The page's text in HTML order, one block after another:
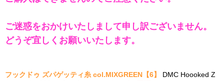
ご迷惑をおかけいたしまして申し訳ございません。
どうぞ宜しくお願いいたします。
フックドゥ ズパゲッティ糸 col.MIXGREEN【6】
DMC Hoooked Z